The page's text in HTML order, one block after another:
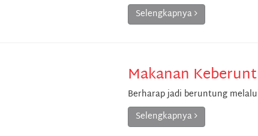
Selengkapnya
Makanan
Berharap jadi beruntung
Selengkapnya